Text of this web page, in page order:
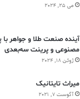
می 25, 2024
آینده صنعت طلا و جواهر
مصنوعی و پرینت سه‌بعدی
ژوئن 18, 2024
ميراث تايتانيک
آگوست 7, 2021